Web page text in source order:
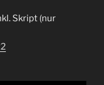
Skript (nur